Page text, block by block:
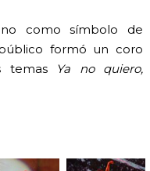
como símbolo de
formó un coro
temas
Ya no quiero,